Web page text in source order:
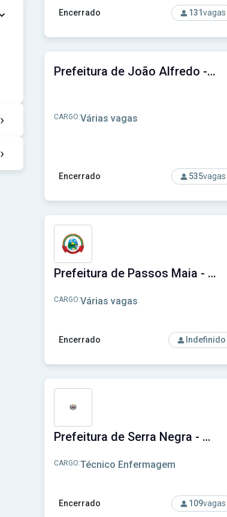
›
›
Encerrado 131vagas
Encerrado 535vagas
Prefeitura de João Alfredo - PE - Prefeitura Municipal de João Alfredo - PE
CARGO:Várias vagas
Encerrado Indefinido
Prefeitura de Passos Maia - SC - Prefeitura Municipal de Passos Maia - SC
CARGO:Várias vagas
Encerrado 109vagas
Prefeitura de Serra Negra - SP - Prefeitura Municipal de Serra Negra - SP
CARGO:Técnico Enfermagem